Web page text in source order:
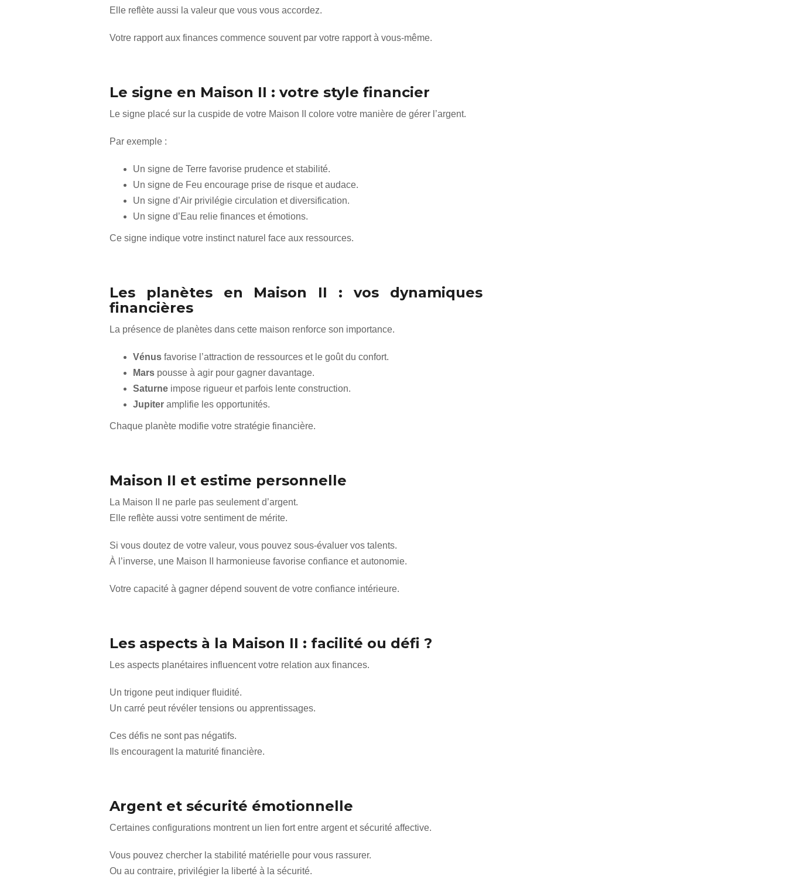
Elle reflète aussi la valeur que vous vous accordez.
Votre rapport aux finances commence souvent par votre rapport à vous-même.
Le signe en Maison II : votre style financier
Le signe placé sur la cuspide de votre Maison II colore votre manière de gérer l’argent.
Par exemple :
Un signe de Terre favorise prudence et stabilité.
Un signe de Feu encourage prise de risque et audace.
Un signe d’Air privilégie circulation et diversification.
Un signe d’Eau relie finances et émotions.
Ce signe indique votre instinct naturel face aux ressources.
Les planètes en Maison II : vos dynamiques
financières
La présence de planètes dans cette maison renforce son importance.
Vénus favorise l’attraction de ressources et le goût du confort.
Mars pousse à agir pour gagner davantage.
Saturne impose rigueur et parfois lente construction.
Jupiter amplifie les opportunités.
Chaque planète modifie votre stratégie financière.
Maison II et estime personnelle
La Maison II ne parle pas seulement d’argent.
Elle reflète aussi votre sentiment de mérite.
Si vous doutez de votre valeur, vous pouvez sous-évaluer vos talents.
À l’inverse, une Maison II harmonieuse favorise confiance et autonomie.
Votre capacité à gagner dépend souvent de votre confiance intérieure.
Les aspects à la Maison II : facilité ou défi ?
Les aspects planétaires influencent votre relation aux finances.
Un trigone peut indiquer fluidité.
Un carré peut révéler tensions ou apprentissages.
Ces défis ne sont pas négatifs.
Ils encouragent la maturité financière.
Argent et sécurité émotionnelle
Certaines configurations montrent un lien fort entre argent et sécurité affective.
Vous pouvez chercher la stabilité matérielle pour vous rassurer.
Ou au contraire, privilégier la liberté à la sécurité.